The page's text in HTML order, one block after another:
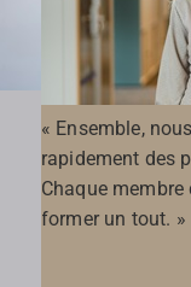
« Ensemble,
rapidement des
Chaque membre
former un tout. »